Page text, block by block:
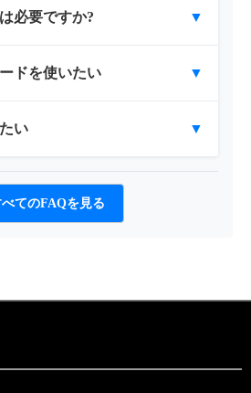
必要ですか? ▼
ドを使いたい ▼
い ▼
てのFAQを見る